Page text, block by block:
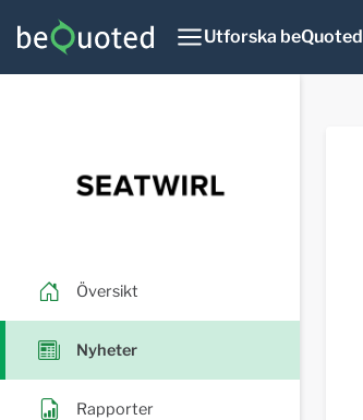
Utforska beQuoted
Översikt
Nyheter
Rapporter